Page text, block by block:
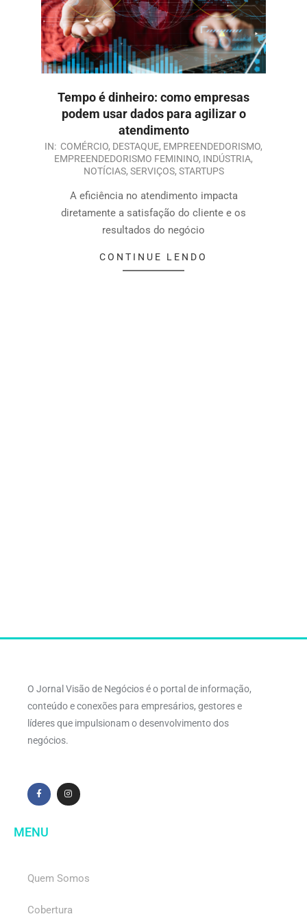
Tempo é dinheiro: como empresas
podem usar dados para agilizar o
atendimento
IN: COMÉRCIO, DESTAQUE, EMPREENDEDORISMO,
EMPREENDEDORISMO FEMININO, INDÚSTRIA,
NOTÍCIAS, SERVIÇOS, STARTUPS
A eficiência no atendimento impacta
diretamente a satisfação do cliente e os
resultados do negócio
CONTINUE LENDO
O Jornal Visão de Negócios é o portal de informação,
conteúdo e conexões para empresários, gestores e
líderes que impulsionam o desenvolvimento dos
negócios.
MENU
Quem Somos
Cobertura